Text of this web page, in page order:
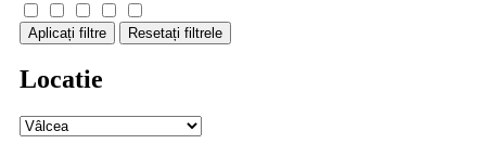
Aplicați filtre Resetați filtrele
Locatie